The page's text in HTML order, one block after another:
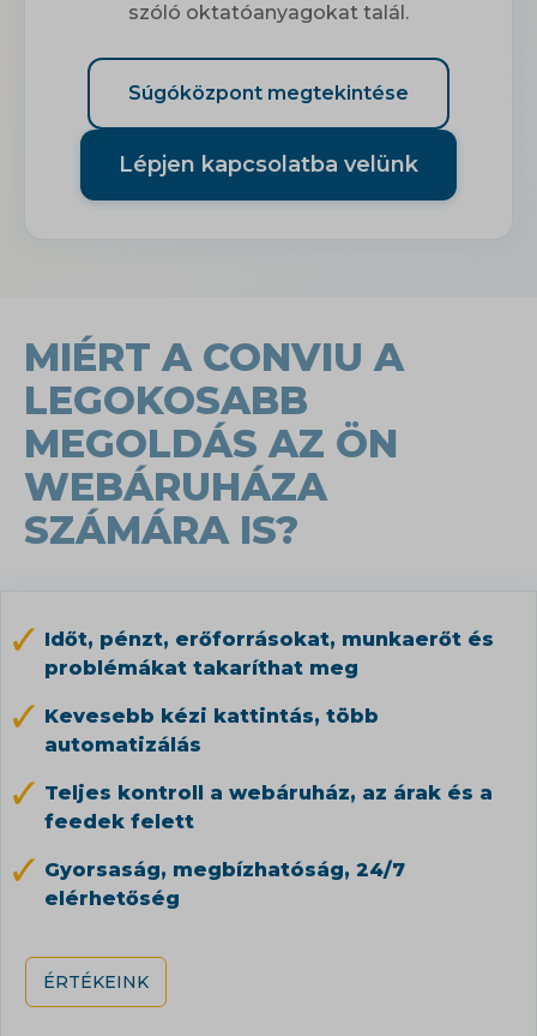
szóló oktatóanyagokat talál.
Súgóközpont megtekintése
Lépjen kapcsolatba velünk
MIÉRT A CONVIU A
LEGOKOSABB
MEGOLDÁS AZ ÖN
WEBÁRUHÁZA
SZÁMÁRA IS?
Időt, pénzt, erőforrásokat, munkaerőt és
problémákat takaríthat meg
Kevesebb kézi kattintás, több
automatizálás
Teljes kontroll a webáruház, az árak és a
feedek felett
Gyorsaság, megbízhatóság, 24/7
elérhetőség
ÉRTÉKEINK